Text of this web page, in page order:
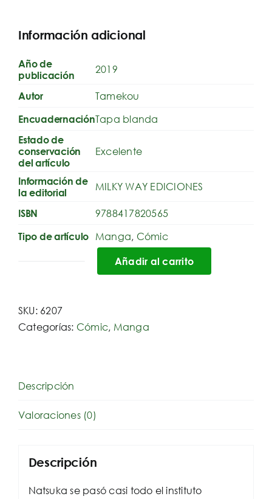
Información adicional
Año de
publicación
2019
Autor Tamekou
EncuadernaciónTapa blanda
Estado de
conservación
del artículo
Excelente
Información de
la editorial
MILKY WAY EDICIONES
ISBN 9788417820565
Tipo de artículo Manga, Cómic
Cuco.
Vol.
Añadir al carrito
SKU: 6207
Categorías: Cómic, Manga
Descripción
Valoraciones (0)
Descripción
Natsuka se pasó casi todo el instituto